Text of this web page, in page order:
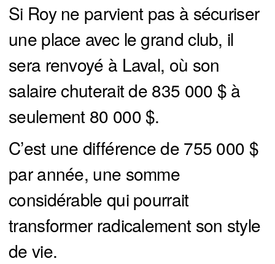
Si Roy ne parvient pas à sécuriser
une place avec le grand club, il
sera renvoyé à Laval, où son
salaire chuterait de 835 000 $ à
seulement 80 000 $.
C’est une différence de 755 000 $
par année, une somme
considérable qui pourrait
transformer radicalement son style
de vie.